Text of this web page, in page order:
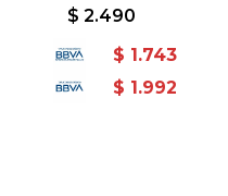
Negro - Negro
$ 2.490
$ 1.743
$ 1.992